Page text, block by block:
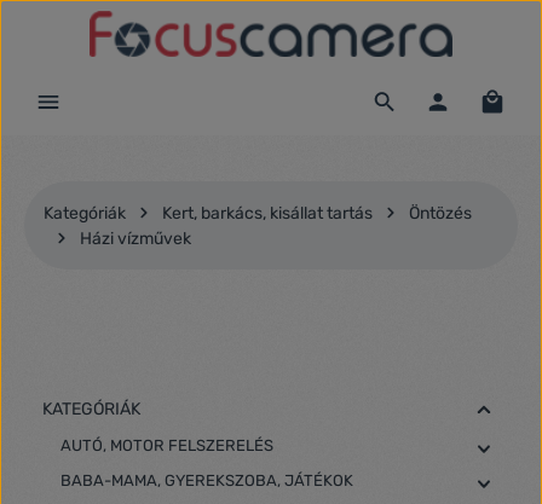
Ugrás a fő tartalomra
Kategóriák Kert, barkács, kisállat tartás
Öntözés
Házi vízművek
KATEGÓRIÁK
AUTÓ, MOTOR FELSZERELÉS
BABA-MAMA, GYEREKSZOBA, JÁTÉKOK